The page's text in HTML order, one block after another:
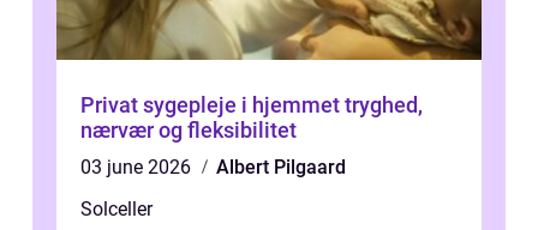
Privat sygepleje i hjemmet tryghed,
nærvær og fleksibilitet
03 june 2026
Albert Pilgaard
Solceller